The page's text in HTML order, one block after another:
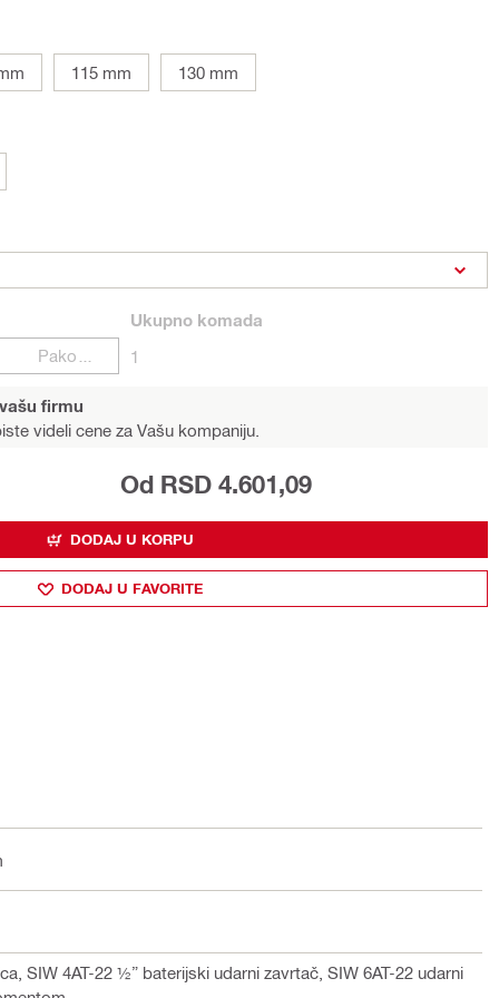
115 mm 130 mm
Ukupno komada
1
firmu
videli cene za Vašu kompaniju.
Od RSD 4.601,09
DODAJ U KORPU
DODAJ U FAVORITE
SIW 4AT-22 ½” baterijski udarni zavrtač, SIW 6AT-22 udarni